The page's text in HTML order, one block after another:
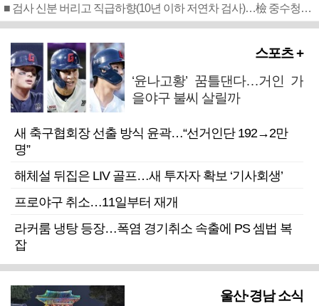
■ 검사 신분 버리고 직급하향(10년 이하 저연차 검사)…檢 중수청행 기피
스포츠 +
‘윤나고황’ 꿈틀댄다…거인 가
을야구 불씨 살릴까
새 축구협회장 선출 방식 윤곽…“선거인단 192→2만
명”
해체설 뒤집은 LIV 골프…새 투자자 확보 ‘기사회생’
프로야구 취소…11일부터 재개
라커룸 냉탕 등장…폭염 경기취소 속출에 PS 셈법 복
잡
울산·경남 소식